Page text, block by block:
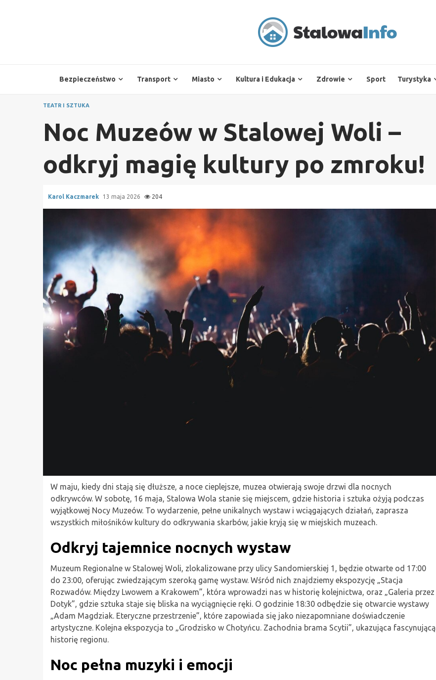
Bezpieczeństwo Transport Miasto Kultura i Edukacja Zdrowie Sport Turystyka
TEATR I SZTUKA
Noc Muzeów w Stalowej Woli –
odkryj magię kultury po zmroku!
Karol Kaczmarek 13 maja 2026 204
W maju, kiedy dni stają się dłuższe, a noce cieplejsze, muzea otwierają swoje drzwi dla nocnych
odkrywców. W sobotę, 16 maja, Stalowa Wola stanie się miejscem, gdzie historia i sztuka ożyją podczas
wyjątkowej Nocy Muzeów. To wydarzenie, pełne unikalnych wystaw i wciągających działań, zaprasza
wszystkich miłośników kultury do odkrywania skarbów, jakie kryją się w miejskich muzeach.
Odkryj tajemnice nocnych wystaw
Muzeum Regionalne w Stalowej Woli, zlokalizowane przy ulicy Sandomierskiej 1, będzie otwarte od 17:00
do 23:00, oferując zwiedzającym szeroką gamę wystaw. Wśród nich znajdziemy ekspozycję „Stacja
Rozwadów. Między Lwowem a Krakowem”, która wprowadzi nas w historię kolejnictwa, oraz „Galeria przez
Dotyk”, gdzie sztuka staje się bliska na wyciągnięcie ręki. O godzinie 18:30 odbędzie się otwarcie wystawy
„Adam Magdziak. Eteryczne przestrzenie”, które zapowiada się jako niezapomniane doświadczenie
artystyczne. Kolejna ekspozycja to „Grodzisko w Chotyńcu. Zachodnia brama Scytii”, ukazująca fascynującą
historię regionu.
Noc pełna muzyki i emocji